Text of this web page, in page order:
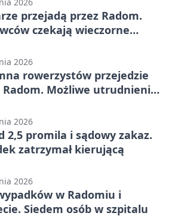
przejadą przez Radom.
czekają wieczorne
2026
rowerzystów przejedzie
Radom. Możliwe utrudnienia
2026
2,5 promila i sądowy zakaz.
zatrzymał kierującą
2026
w Radomiu i
Siedem osób w szpitalu